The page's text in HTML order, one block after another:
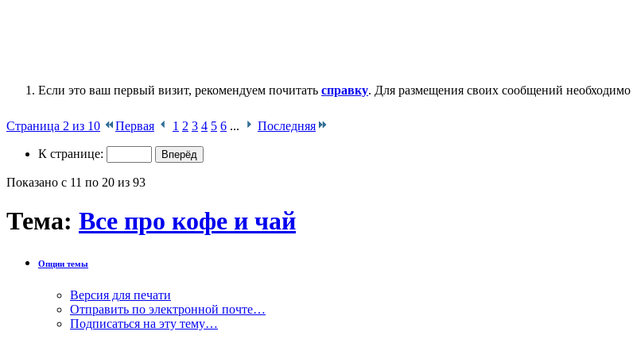
Если это ваш первый визит, рекомендуем почитать справку. Для размещения своих сообщений необходимо
Страница 2 из 10 Первая 1 2 3 4 5 6 ... Последняя
К странице:
Показано с 11 по 20 из 93
Тема: Все про кофе и чай
Опции темы
Версия для печати
Отправить по электронной почте…
Подписаться на эту тему…